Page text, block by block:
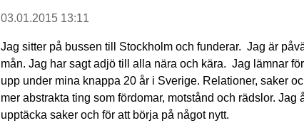
03.01.2015 13:11
Jag sitter på bussen till Stockholm och funderar. Jag är
mån. Jag har sagt adjö till alla nära och kära. Jag lämnar
upp under mina knappa 20 år i Sverige. Relationer, saker
mer abstrakta ting som fördomar, motstånd och rädslor. Jag
upptäcka saker och för att börja på något nytt.